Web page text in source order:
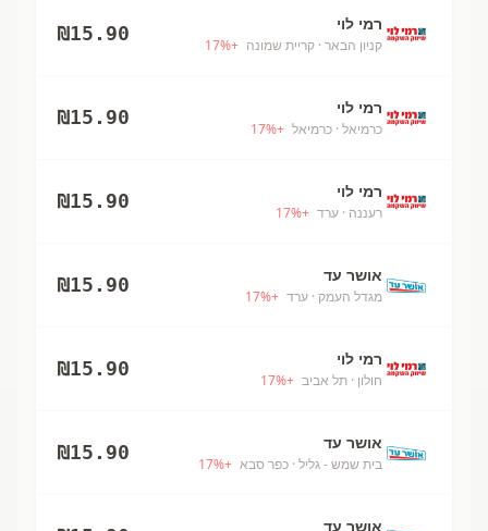
רמי לוי
קניון הבאר · קריית שמונה +
17%
₪15.90
רמי לוי
כרמיאל · כרמיאל +
17%
₪15.90
רמי לוי
רעננה · ערד +
17%
₪15.90
אושר עד
מגדל העמק · ערד +
17%
₪15.90
רמי לוי
חולון · תל אביב +
17%
₪15.90
אושר עד
בית שמש - גליל · כפר סבא +
17%
₪15.90
אושר עד